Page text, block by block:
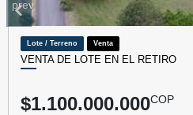
Lote / Terreno Venta
VENTA DE LOTE EN EL RETIRO
$1.100.000.000COP
prev